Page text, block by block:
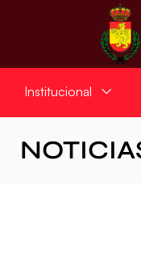
Institucional